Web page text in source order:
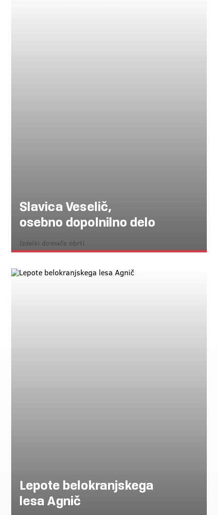
Slavica Veselič,
osebno dopolnilno delo
Izdelki domače obrti
Lepote belokranjskega
lesa Agnič